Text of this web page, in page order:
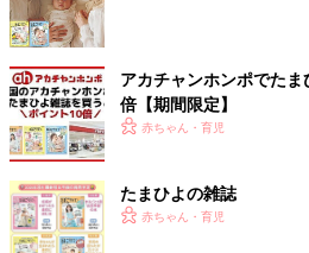
アカチャンホンポでた
倍【期間限定】
赤ちゃん・育児
たまひよの雑誌
赤ちゃん・育児